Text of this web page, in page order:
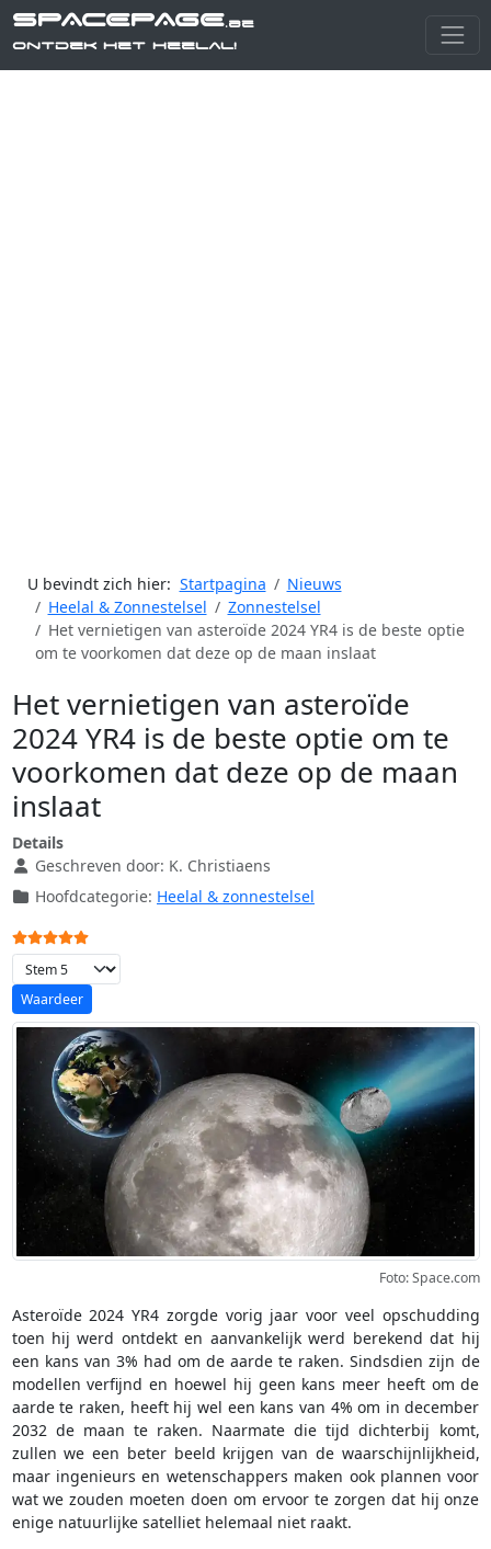
SPACEPAGE.be
Ontdek het heelal!
U bevindt zich hier: Startpagina
Nieuws
Heelal & Zonnestelsel
Zonnestelsel
Het vernietigen van asteroïde 2024 YR4 is de beste optie
om te voorkomen dat deze op de maan inslaat
Het vernietigen van asteroïde
2024 YR4 is de beste optie om te
voorkomen dat deze op de maan
inslaat
Details
Geschreven door: K. Christiaens
Hoofdcategorie: Heelal & zonnestelsel
Gebruikerswaardering:
Voeg waardering toe
Foto: Space.com
Asteroïde 2024 YR4 zorgde vorig jaar voor veel opschudding
toen hij werd ontdekt en aanvankelijk werd berekend dat hij
een kans van 3% had om de aarde te raken. Sindsdien zijn de
modellen verfijnd en hoewel hij geen kans meer heeft om de
aarde te raken, heeft hij wel een kans van 4% om in december
2032 de maan te raken. Naarmate die tijd dichterbij komt,
zullen we een beter beeld krijgen van de waarschijnlijkheid,
maar ingenieurs en wetenschappers maken ook plannen voor
wat we zouden moeten doen om ervoor te zorgen dat hij onze
enige natuurlijke satelliet helemaal niet raakt.